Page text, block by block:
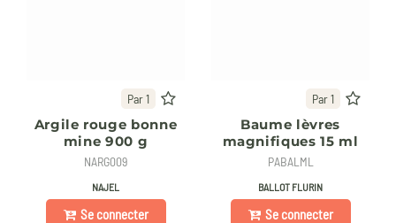
Par 1
Argile rouge bonne
mine 900 g
NARG009
NAJEL
Se connecter
Par 1
Baume lèvres
magnifiques 15 ml
PABALML
BALLOT FLURIN
Se connecter